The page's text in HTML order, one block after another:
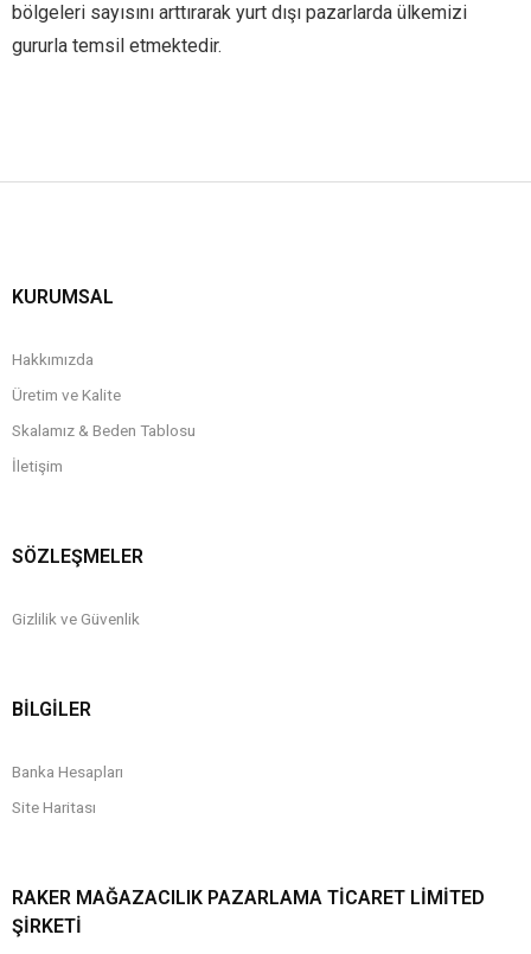
bölgeleri sayısını arttırarak yurt dışı pazarlarda ülkemizi
gururla temsil etmektedir.
KURUMSAL
Hakkımızda
Üretim ve Kalite
Skalamız & Beden Tablosu
İletişim
SÖZLEŞMELER
Gizlilik ve Güvenlik
BİLGİLER
Banka Hesapları
Site Haritası
RAKER MAĞAZACILIK PAZARLAMA TICARET LIMITED
ŞIRKETI